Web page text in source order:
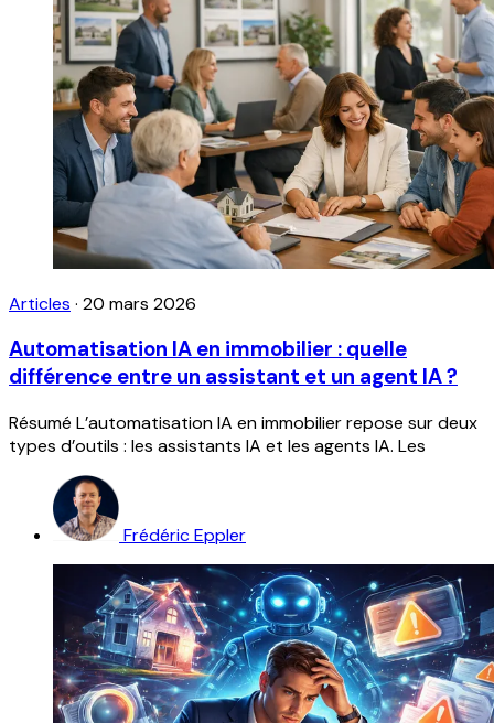
Articles · 20 mars 2026
Automatisation IA en immobilier : quelle
différence entre un assistant et un agent IA ?
Résumé L’automatisation IA en immobilier repose sur deux
types d’outils : les assistants IA et les agents IA. Les
Frédéric Eppler